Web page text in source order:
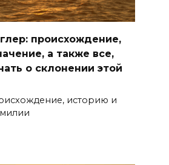
происхождение,
а также все,
о склонении этой
историю и